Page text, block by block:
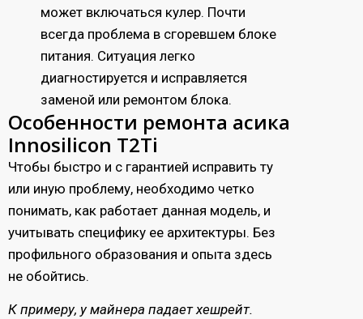
может включаться кулер. Почти
всегда проблема в сгоревшем блоке
питания. Ситуация легко
диагностируется и исправляется
заменой или ремонтом блока.
Особенности ремонта асика
Innosilicon T2Ti
Чтобы быстро и с гарантией исправить ту
или иную проблему, необходимо четко
понимать, как работает данная модель, и
учитывать специфику ее архитектуры. Без
профильного образования и опыта здесь
не обойтись.
К примеру, у майнера падает хешрейт.